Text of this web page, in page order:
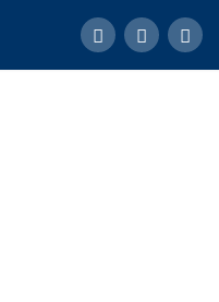
Paok Pancawarna